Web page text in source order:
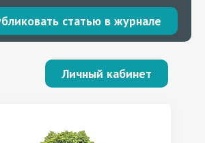
статью в журнале
Личный кабинет